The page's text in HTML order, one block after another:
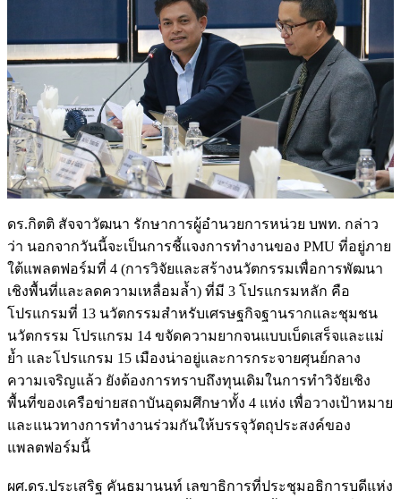
ดร.กิตติ สัจจาวัฒนา รักษาการผู้อำนวยการหน่วย บพท. กล่าว
ว่า นอกจากวันนี้จะเป็นการชี้แจงการทำงานของ PMU ที่อยู่ภาย
ใต้แพลตฟอร์มที่ 4 (การวิจัยและสร้างนวัตกรรมเพื่อการพัฒนา
เชิงพื้นที่และลดความเหลื่อมล้ำ) ที่มี 3 โปรแกรมหลัก คือ
โปรแกรมที่ 13 นวัตกรรมสำหรับเศรษฐกิจฐานรากและชุมชน
นวัตกรรม โปรแกรม 14 ขจัดความยากจนแบบเบ็ดเสร็จและแม่
ย้ำ และโปรแกรม 15 เมืองน่าอยู่และการกระจายศุนย์กลาง
ความเจริญแล้ว ยังต้องการทราบถึงทุนเดิมในการทำวิจัยเชิง
พื้นที่ของเครือข่ายสถาบันอุดมศึกษาทั้ง 4 แห่ง เพื่อวางเป้าหมาย
และแนวทางการทำงานร่วมกันให้บรรจุวัตถุประสงค์ของ
แพลตฟอร์มนี้
ผศ.ดร.ประเสริฐ คันธมานนท์ เลขาธิการที่ประชุมอธิการบดีแห่ง